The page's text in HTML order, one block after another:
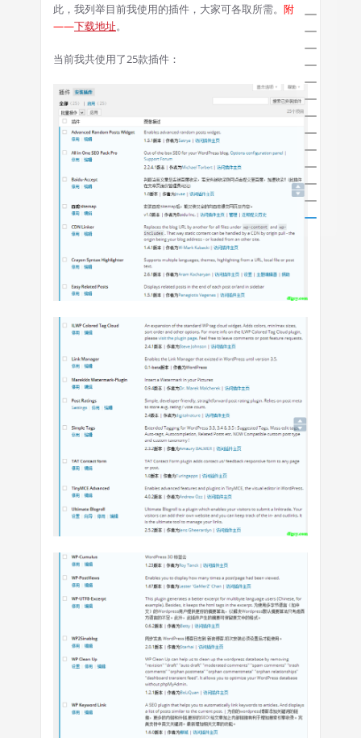
此，我列举目前我使用的插件，大家可各取所需。 附
——下载地址。
当前我共使用了25款插件：